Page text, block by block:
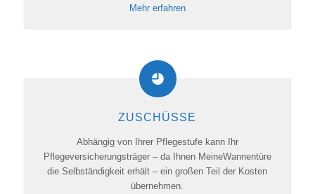
Mehr erfahren
ZUSCHÜSSE
Abhängig von Ihrer Pflegestufe kann Ihr
Pflegeversicherungsträger – da Ihnen MeineWannentüre
die Selbständigkeit erhält – ein großen Teil der Kosten
übernehmen.